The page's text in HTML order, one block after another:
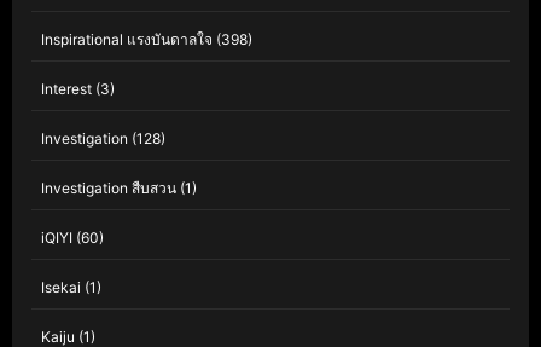
Inspirational แรงบันดาลใจ (398)
Interest (3)
Investigation (128)
Investigation สืบสวน (1)
iQIYI (60)
Isekai (1)
Kaiju (1)